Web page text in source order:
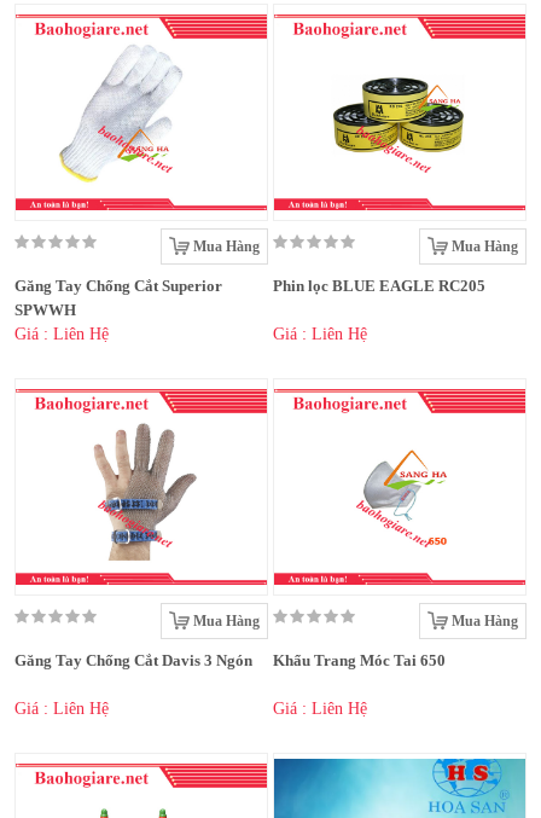
Mua Hàng
Găng Tay Chống Cắt Superior
SPWWH
Giá : Liên Hệ
Mua Hàng
Phin lọc BLUE EAGLE RC205
Giá : Liên Hệ
Mua Hàng
Găng Tay Chống Cắt Davis 3 Ngón
Giá : Liên Hệ
Mua Hàng
Khẩu Trang Móc Tai 650
Giá : Liên Hệ